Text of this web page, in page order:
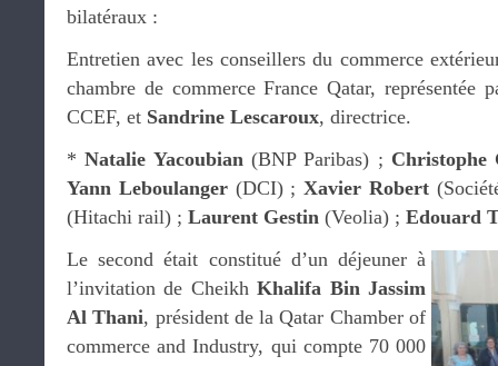
bilatéraux :
Entretien avec les conseillers du commerce
chambre de commerce France Qatar, représentée
CCEF, et Sandrine Lescaroux, directrice.
*Natalie Yacoubian(BNP Paribas) ; Christophe
Yann Leboulanger(DCI) ;Xavier Robert
(Hitachi rail) ; Laurent Gestin (Veolia) ; Edouard
Le second était constitué d’un déjeuner à
l’invitation de CheikhKhalifa Bin Jassim
Al Thani, président de la Qatar Chamber of
commerce and Industry, qui compte 70 000